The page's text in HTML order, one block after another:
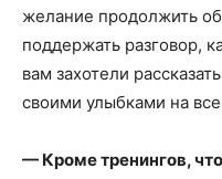
желание продолжить
поддержать разговор,
вам захотели
своими улыбками на
— Кроме тренингов,